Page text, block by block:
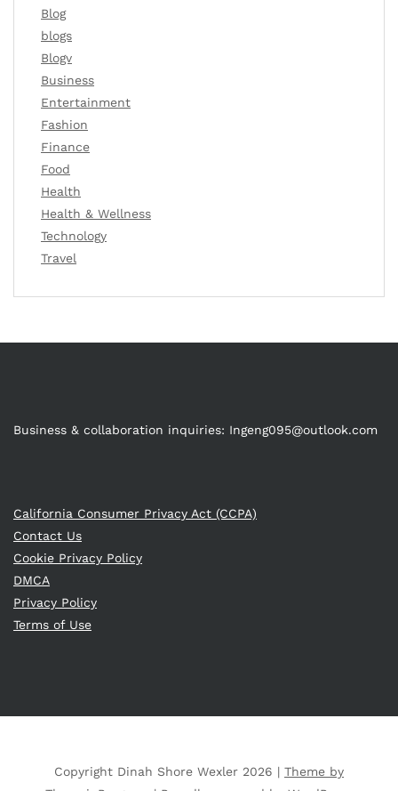
Blog
blogs
Blogv
Business
Entertainment
Fashion
Finance
Food
Health
Health & Wellness
Technology
Travel
Business & collaboration inquiries: Ingeng095@outlook.com
California Consumer Privacy Act (CCPA)
Contact Us
Cookie Privacy Policy
DMCA
Privacy Policy
Terms of Use
Copyright Dinah Shore Wexler 2026 | Theme by